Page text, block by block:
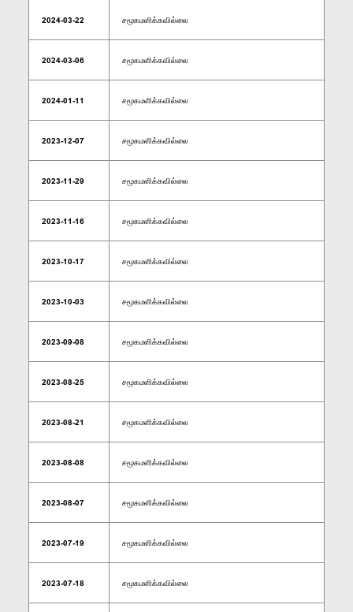
2024-03-22 சமூகமளிக்கவில்லை
2024-03-06 சமூகமளிக்கவில்லை
2024-01-11 சமூகமளிக்கவில்லை
2023-12-07 சமூகமளிக்கவில்லை
2023-11-29 சமூகமளிக்கவில்லை
2023-11-16 சமூகமளிக்கவில்லை
2023-10-17 சமூகமளிக்கவில்லை
2023-10-03 சமூகமளிக்கவில்லை
2023-09-08 சமூகமளிக்கவில்லை
2023-08-25 சமூகமளிக்கவில்லை
2023-08-21 சமூகமளிக்கவில்லை
2023-08-08 சமூகமளிக்கவில்லை
2023-08-07 சமூகமளிக்கவில்லை
2023-07-19 சமூகமளிக்கவில்லை
2023-07-18 சமூகமளிக்கவில்லை